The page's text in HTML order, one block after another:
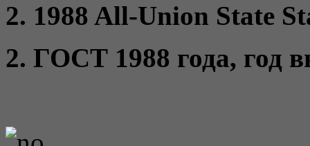
2. 1988 All-Union State
2. ГОСТ 1988 года, год